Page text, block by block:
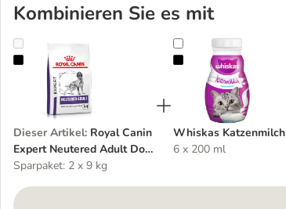
Kombinieren Sie es mit
Royal Canin Expert Neutered Adult Dog Medium
Dieser Artikel: Royal Canin
Expert Neutered Adult Dog
Medium
Sparpaket: 2 x 9 kg
Whiskas Katzenmilch
Whiskas Katzenmilch
6 x 200 ml